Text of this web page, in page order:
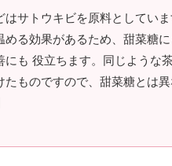
はサトウキビを原料としてい
る効果があるため、甜菜糖
にも 役立ちます。同じような
ものですので、甜菜糖とは異